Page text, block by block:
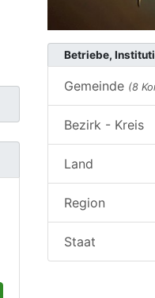
Betriebe,
Gemeinde (8
Bezirk - Kreis
Land
Region
Staat